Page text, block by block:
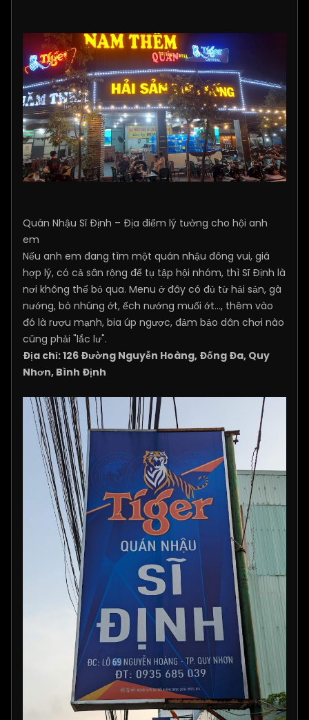
Quán Nhậu Sĩ Định – Địa điểm lý tưởng cho hội anh
em
Nếu anh em đang tìm một quán nhậu đông vui, giá
hợp lý, có cả sân rộng để tụ tập hội nhóm, thì Sĩ Định là
nơi không thể bỏ qua. Menu ở đây có đủ từ hải sản, gà
nướng, bò nhúng ớt, ếch nướng muối ớt…, thêm vào
đó là rượu mạnh, bia úp ngược, đảm bảo dân chơi nào
cũng phải "lắc lư".
Địa chỉ: 126 Đường Nguyễn Hoàng, Đống Đa, Quy
Nhơn, Bình Định